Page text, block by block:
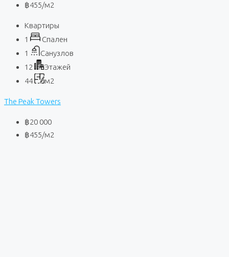
฿455/м2
Квартиры
1
Спален
1
Санузлов
12
Этажей
44
м2
The Peak Towers
฿20 000
฿455/м2